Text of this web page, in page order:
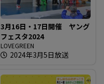
3月16日・17日開催 ヤング
フェスタ2024
LOVEGREEN
2024年3月5日放送